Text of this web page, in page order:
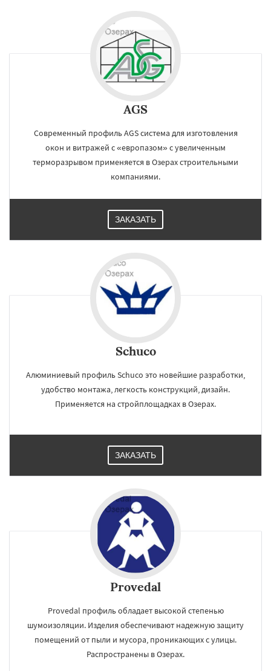
AGS
Современный профиль AGS система для изготовления
окон и витражей с «европазом» с увеличенным
терморазрывом применяется в Озерах строительными
компаниями.
ЗАКАЗАТЬ
Schuco
Алюминиевый профиль Schuco это новейшие разработки,
удобство монтажа, легкость конструкций, дизайн.
Применяется на стройплощадках в Озерах.
ЗАКАЗАТЬ
Provedal
Provedal профиль обладает высокой степенью
шумоизоляции. Изделия обеспечивают надежную защиту
помещений от пыли и мусора, проникающих с улицы.
Распространены в Озерах.